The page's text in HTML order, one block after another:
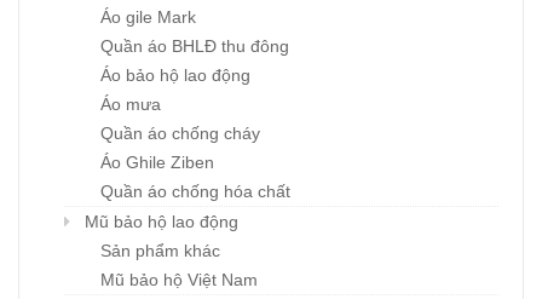
Áo gile Mark
Quần áo BHLĐ thu đông
Áo bảo hộ lao động
Áo mưa
Quần áo chống cháy
Áo Ghile Ziben
Quần áo chống hóa chất
Mũ bảo hộ lao động
Sản phẩm khác
Mũ bảo hộ Việt Nam